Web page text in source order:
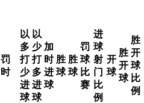
罚
时
以
多
打
少
进
球
以
少
打
多
进
球
加
时
进
球
胜
球
胜
球
罚
球
比
赛
进
球
射
门
比
例
开
球
胜
开
球
胜
开
球
比
例